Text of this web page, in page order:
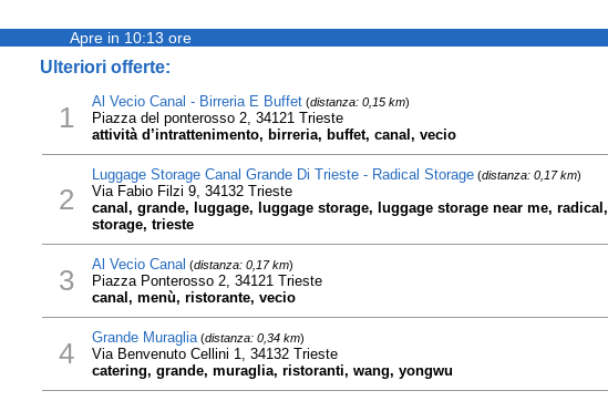
Apre in 10:13 ore
Ulteriori offerte:
1 Al Vecio Canal - Birreria E Buffet(distanza: 0,15 km)
Piazza del ponterosso 2, 34121 Trieste
attività d’intrattenimento, birreria, buffet, canal, vecio
2
Luggage Storage Canal Grande Di Trieste - Radical Storage(distanza: 0,17 km)
Via Fabio Filzi 9, 34132 Trieste
canal, grande, luggage, luggage storage, luggage storage near me, radical,
storage, trieste
3 Al Vecio Canal (distanza: 0,17 km)
Piazza Ponterosso 2, 34121 Trieste
canal, menù, ristorante, vecio
4 Grande Muraglia(distanza: 0,34 km)
Via Benvenuto Cellini 1, 34132 Trieste
catering, grande, muraglia, ristoranti, wang, yongwu